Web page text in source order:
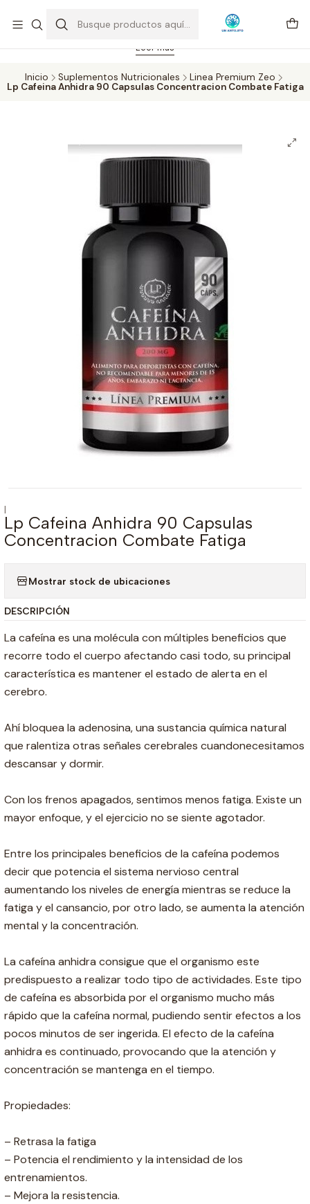
Feriado 21-05-2026 atención hasta las 14 hrs. Envío GRATIS mismo
día solo área Metropolitana Santiago por compras desde CLP 39.900.
Pedidos hasta 16 hrs., sábados y domingos hasta 14 hrs.
Leer más
Inicio Suplementos Nutricionales
Linea Premium Zeo
Lp Cafeina Anhidra 90 Capsulas Concentracion Combate Fatiga
|
Lp Cafeina Anhidra 90 Capsulas
Concentracion Combate Fatiga
Mostrar stock de ubicaciones
DESCRIPCIÓN
La cafeína es una molécula con múltiples beneficios que
recorre todo el cuerpo afectando casi todo, su principal
característica es mantener el estado de alerta en el
cerebro.
Ahí bloquea la adenosina, una sustancia química natural
que ralentiza otras señales cerebrales cuandonecesitamos
descansar y dormir.
Con los frenos apagados, sentimos menos fatiga. Existe un
mayor enfoque, y el ejercicio no se siente agotador.
Entre los principales beneficios de la cafeína podemos
decir que potencia el sistema nervioso central
aumentando los niveles de energía mientras se reduce la
fatiga y el cansancio, por otro lado, se aumenta la atención
mental y la concentración.
La cafeína anhidra consigue que el organismo este
predispuesto a realizar todo tipo de actividades. Este tipo
de cafeína es absorbida por el organismo mucho más
rápido que la cafeína normal, pudiendo sentir efectos a los
pocos minutos de ser ingerida. El efecto de la cafeína
anhidra es continuado, provocando que la atención y
concentración se mantenga en el tiempo.
Propiedades:
– Retrasa la fatiga
– Potencia el rendimiento y la intensidad de los
entrenamientos.
– Mejora la resistencia.